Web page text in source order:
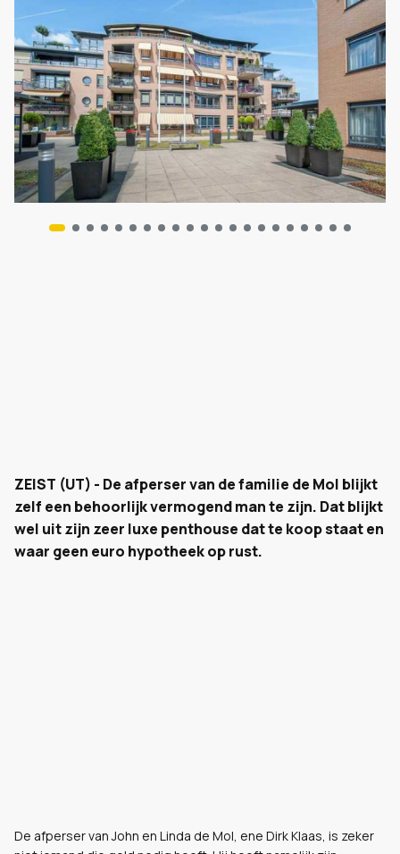
ZEIST (UT) - De afperser van de familie de Mol blijkt
zelf een behoorlijk vermogend man te zijn. Dat blijkt
wel uit zijn zeer luxe penthouse dat te koop staat en
waar geen euro hypotheek op rust.
De afperser van John en Linda de Mol, ene Dirk Klaas, is zeker